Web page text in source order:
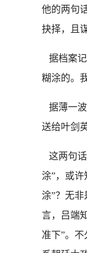
他的两句
抉择，且
据档案
糊涂的。
据薄一
送给叶剑
这两句
涂”，或
涂”？无
言，吕端
准下”。